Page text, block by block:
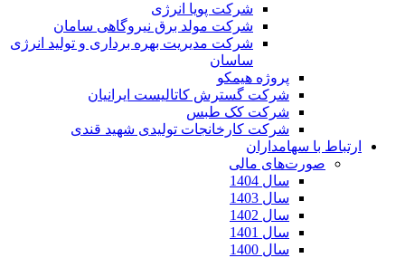
شرکت پویا انرژی
شرکت مولد برق نیروگاهی سامان
شرکت مدیریت بهره برداری و تولید انرژی
ساسان
پروژه هیمکو
شرکت گسترش کاتالیست ایرانیان
شرکت کک طبس
شرکت کارخانجات تولیدی شهید قندی
ارتباط با سهامداران
صورت‌های مالی
سال 1404
سال 1403
سال 1402
سال 1401
سال 1400